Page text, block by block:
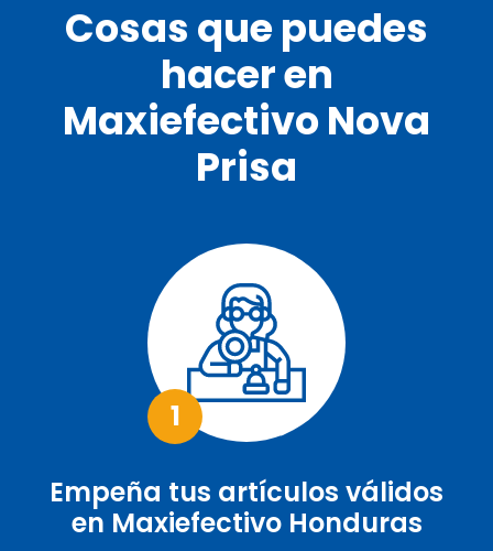
Cosas que puedes
hacer en
Maxiefectivo Nova
Prisa
1
Empeña tus artículos válidos
en Maxiefectivo Honduras